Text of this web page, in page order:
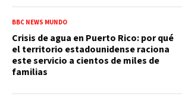
BBC NEWS MUNDO
Crisis de agua en Puerto Rico: por qué
el territorio estadounidense raciona
este servicio a cientos de miles de
familias